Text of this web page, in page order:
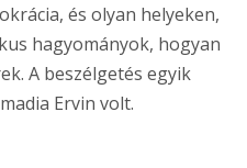
és olyan helyeken,
hagyományok, hogyan
A beszélgetés egyik
Ervin volt.